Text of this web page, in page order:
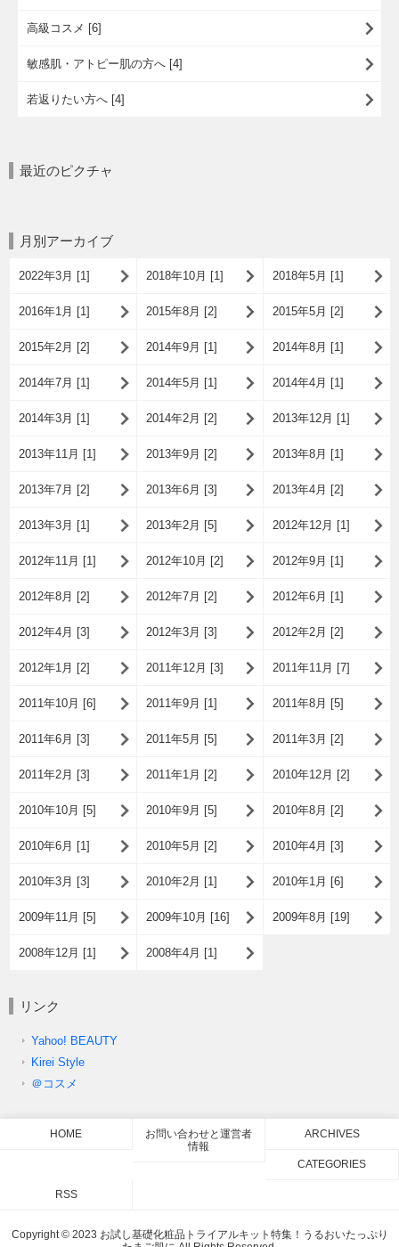
高級コスメ [6]
敏感肌・アトピー肌の方へ [4]
若返りたい方へ [4]
最近のピクチャ
月別アーカイブ
2022年3月 [1] 2018年10月 [1] 2018年5月 [1]
2016年1月 [1] 2015年8月 [2] 2015年5月 [2]
2015年2月 [2] 2014年9月 [1] 2014年8月 [1]
2014年7月 [1] 2014年5月 [1] 2014年4月 [1]
2014年3月 [1] 2014年2月 [2] 2013年12月 [1]
2013年11月 [1] 2013年9月 [2] 2013年8月 [1]
2013年7月 [2] 2013年6月 [3] 2013年4月 [2]
2013年3月 [1] 2013年2月 [5] 2012年12月 [1]
2012年11月 [1] 2012年10月 [2] 2012年9月 [1]
2012年8月 [2] 2012年7月 [2] 2012年6月 [1]
2012年4月 [3] 2012年3月 [3] 2012年2月 [2]
2012年1月 [2] 2011年12月 [3] 2011年11月 [7]
2011年10月 [6] 2011年9月 [1] 2011年8月 [5]
2011年6月 [3] 2011年5月 [5] 2011年3月 [2]
2011年2月 [3] 2011年1月 [2] 2010年12月 [2]
2010年10月 [5] 2010年9月 [5] 2010年8月 [2]
2010年6月 [1] 2010年5月 [2] 2010年4月 [3]
2010年3月 [3] 2010年2月 [1] 2010年1月 [6]
2009年11月 [5] 2009年10月 [16] 2009年8月 [19]
2008年12月 [1] 2008年4月 [1]
リンク
Yahoo! BEAUTY
Kirei Style
＠コスメ
HOME
お問い合わせと運営者
情報
ARCHIVES
CATEGORIES
RSS
Copyright © 2023 お試し基礎化粧品トライアルキット特集！うるおいたっぷり